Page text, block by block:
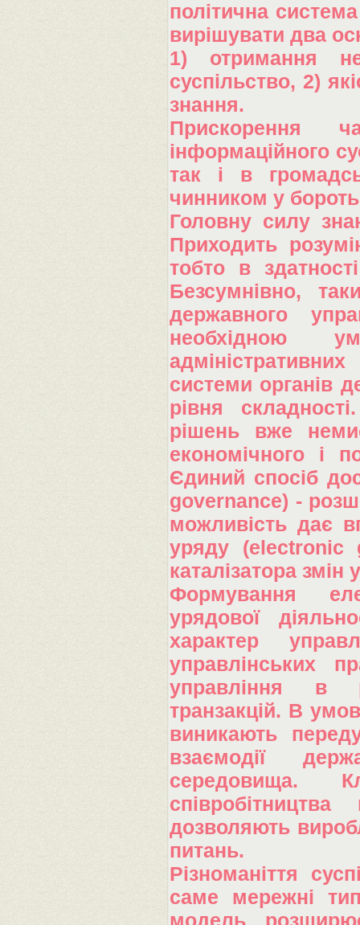
політична
вирішувати два
1) отримання
суспільство, 2)
знання.
Прискорення
інформаційного
так і в
чинником у
Головну силу
Приходить
тобто в
Безсумнівно,
державного
необхідною
системи органів
рівня
рішень вже
економічного і
Єдиний спосіб
governance) -
можливість дає
уряду (electronic
каталізатора змін
Формування
урядової
характер
управлінських
управління в
транзакцій. В
виникають
взаємодії
середовища.
дозволяють
питань.
Різноманіття
саме мережні
модель